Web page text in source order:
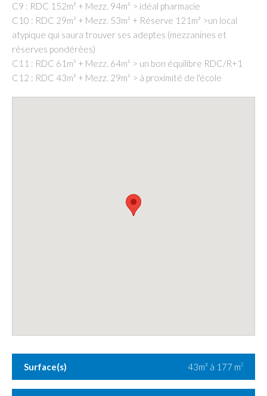
C9 : RDC 152m² + Mezz. 94m² > idéal pharmacie
C10 : RDC 29m² + Mezz. 53m² + Réserve 121m² >un local
atypique qui saura trouver ses adeptes (mezzanines et
réserves pondérées)
C11 : RDC 61m² + Mezz. 64m² > un bon équilibre RDC/R+1
C12 : RDC 43m² + Mezz. 29m² > à proximité de l'école
Surface(s) 43m² à 177 m2